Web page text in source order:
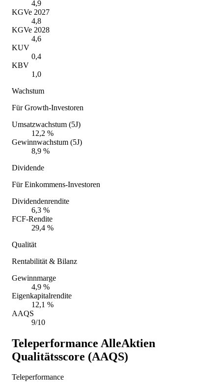
4,9
KGVe 2027
4,8
KGVe 2028
4,6
KUV
0,4
KBV
1,0
Wachstum
Für Growth-Investoren
Umsatzwachstum (5J)
12,2 %
Gewinnwachstum (5J)
8,9 %
Dividende
Für Einkommens-Investoren
Dividendenrendite
6,3 %
FCF-Rendite
29,4 %
Qualität
Rentabilität & Bilanz
Gewinnmarge
4,9 %
Eigenkapitalrendite
12,1 %
AAQS
9/10
Teleperformance AlleAktien
Qualitätsscore (AAQS)
Teleperformance